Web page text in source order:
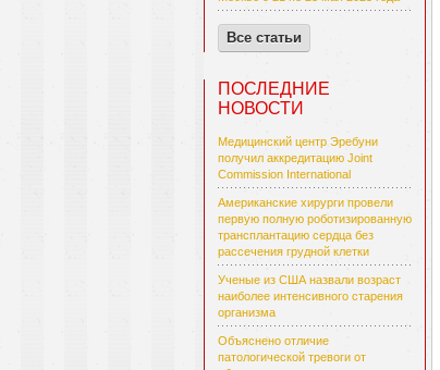
Все статьи
ПОСЛЕДНИЕ
НОВОСТИ
Медицинский центр Эребуни
получил аккредитацию Joint
Commission International
Американские хирурги провели
первую полную роботизированную
трансплантацию сердца без
рассечения грудной клетки
Ученые из США назвали возраст
наиболее интенсивного старения
организма
Объяснено отличие
патологической тревоги от